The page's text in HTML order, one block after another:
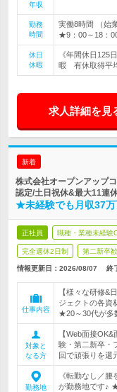
年収
勤務
時間
実働8時間 （始
★9：00～18：
休日
休暇
《年間休日125
暇 有休取得平
求人詳細を見
新着
株式会社オープンアップ
認定/土日祝休&最大11連
★未経験でも月収37
正社員 職種・業種未経験
完全週休2日制 第二新卒
情報更新日：2026/08/07 終
仕事内容
【様々な研修&
ジェクトの各資
★20～30代が多
対象と
なる方
【Web面接
験・第二新卒・
回で頑張りを還
勤務地
《転勤なし／
が勤務地です♪